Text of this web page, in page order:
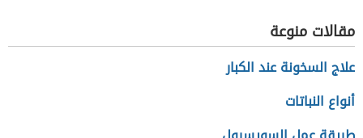
مقالات منوعة
علاج السخونة عند الكبار
أنواع النباتات